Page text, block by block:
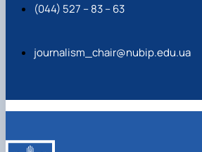
(044) 527 – 83 – 63
journalism_chair@nubip.edu.ua